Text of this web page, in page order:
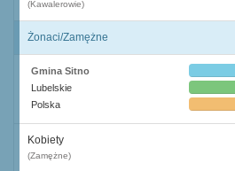
(Kawalerowie)
Żonaci/Zamężne
Gmina Sitno
Lubelskie
Polska
Kobiety
(Zamężne)